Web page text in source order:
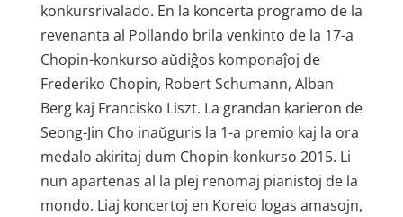
konkursrivalado. En la koncerta programo de la
revenanta al Pollando brila venkinto de la 17-a
Chopin-konkurso aŭdiĝos komponaĵoj de
Frederiko Chopin, Robert Schumann, Alban
Berg kaj Francisko Liszt. La grandan karieron de
Seong-Jin Cho inaŭguris la 1-a premio kaj la ora
medalo akiritaj dum Chopin-konkurso 2015. Li
nun apartenas al la plej renomaj pianistoj de la
mondo. Liaj koncertoj en Koreio logas amasojn,